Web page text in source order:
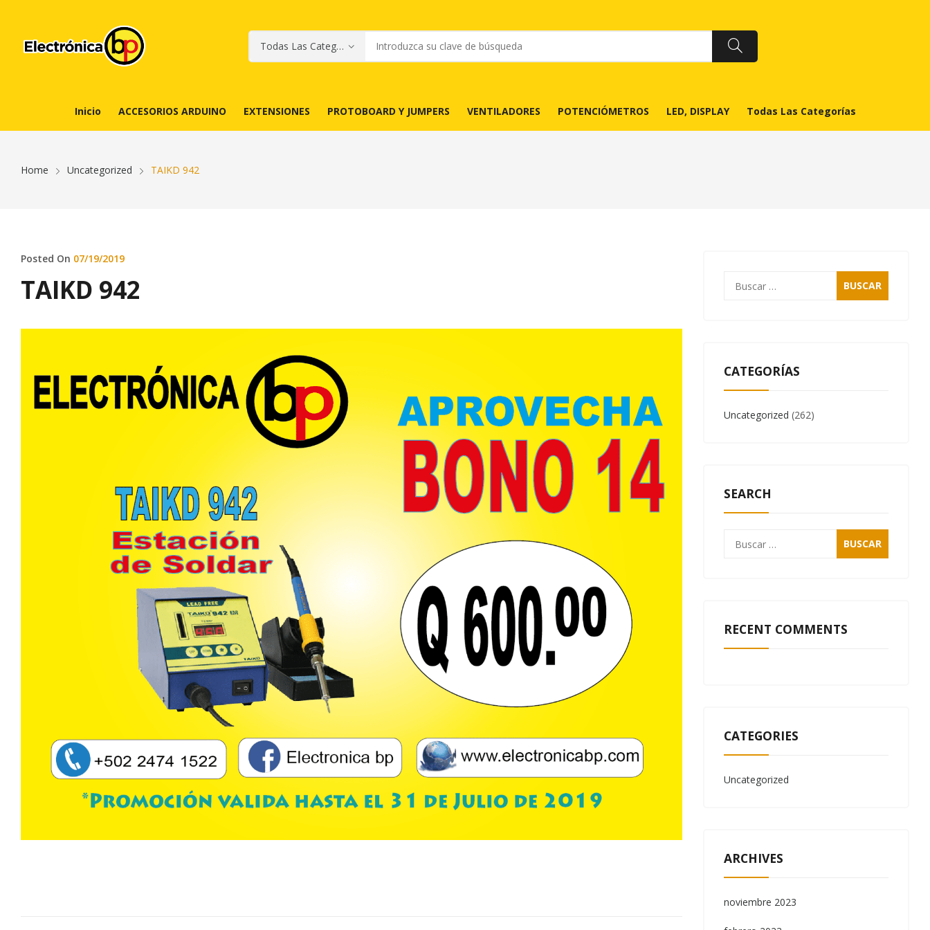
Inicio ACCESORIOS ARDUINO EXTENSIONES PROTOBOARD Y JUMPERS VENTILADORES POTENCIÓMETROS LED, DISPLAY Todas Las Categorías
Home Uncategorized TAIKD 942
Posted On 07/19/2019
TAIKD 942
CATEGORÍAS
Uncategorized (262)
SEARCH
RECENT COMMENTS
CATEGORIES
Uncategorized
ARCHIVES
noviembre 2023